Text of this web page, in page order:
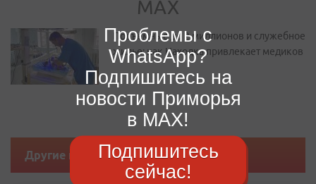
Подъемные до 2 миллионов и служебное
жилье: как Находка привлекает медиков
Другие новости
Проблемы с
WhatsApp?
Подпишитесь на
новости Приморья
в MAX!
Подпишитесь
сейчас!